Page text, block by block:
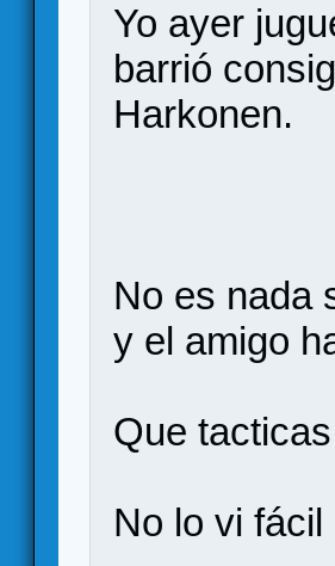
Yo ayer
barrió
Harkonen.
No es nada
y el amigo
Que
No lo vi fácil